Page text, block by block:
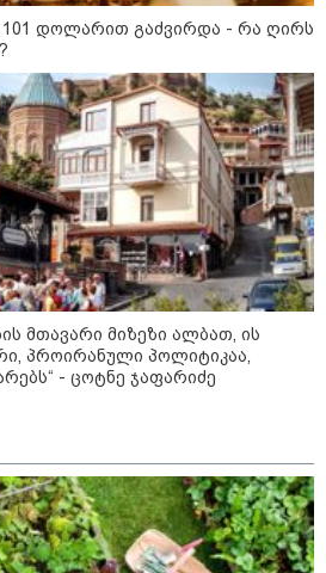
11:59 / 09-08-2026
გზაზე - რა ვითარებაა ადგილზე
ამ წუთებში? (ვიდეო)
სიახლე
დოლარით გაძვირდა - რა ღირს
მთავარი მიზეზი ალბათ, ის
პროირანული პოლიტიკაა,
- ცოტნე ჯაფარიძე